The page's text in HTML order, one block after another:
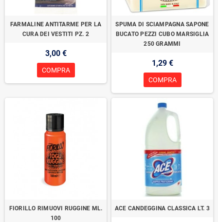
FARMALINE ANTITARME PER LA
CURA DEI VESTITI PZ. 2
3,00 €
COMPRA
SPUMA DI SCIAMPAGNA SAPONE
BUCATO PEZZI CUBO MARSIGLIA
250 GRAMMI
1,29 €
COMPRA
FIORILLO RIMUOVI RUGGINE ML.
100
ACE CANDEGGINA CLASSICA LT. 3